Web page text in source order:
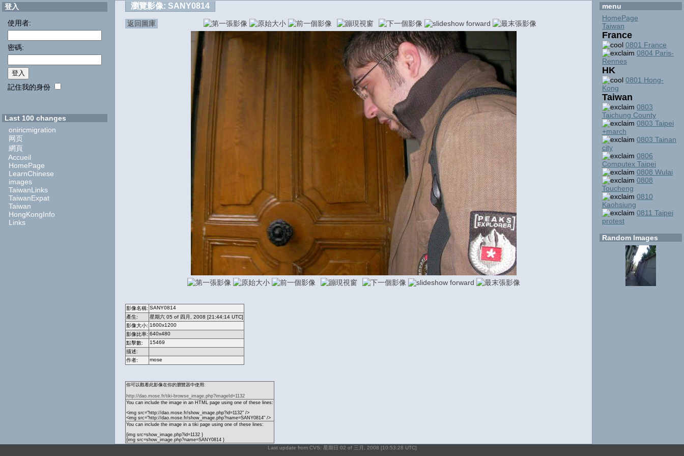
登入
使用者:
密碼:
記住我的身份
Last 100 changes
oniricmigration
网页
網頁
Accueil
HomePage
LearnChinese
images
TaiwanLinks
TaiwanExpat
Taiwan
HongKongInfo
Links
瀏覽影像: SANY0814
返回圖庫
影像名稱: SANY0814
產生:
星期六 05 of 四月, 2008 [21:44:14 UTC]
影像大小: 1600x1200
影像比率: 640x480
點擊數:
15469
描述:
作者:
mose
你可以觀看此影像在你的瀏覽器中使用:
http://dao.mose.fr/tiki-browse_image.php?imageId=1132
You can include the image in an HTML page using one of these lines:
<img src="http://dao.mose.fr/show_image.php?id=1132" />
<img src="http://dao.mose.fr/show_image.php?name=SANY0814" />
You can include the image in a tiki page using one of these lines:
{img src=show_image.php?id=1132 }
{img src=show_image.php?name=SANY0814 }
menu
HomePage
Taiwan
France
0801 France
0804 Paris-
Rennes
HK
0801 Hong-
Kong
Taiwan
0803
Taichung County
0803 Taipei
+march
0803 Tainan
city
0806
Computex Taipei
0808 Wulai
0808
Toucheng
0810
Kaohsiung
0811 Taipei
protest
Random Images
Last update from CVS: 星期日 02 of 三月, 2008 [10:53:28 UTC]